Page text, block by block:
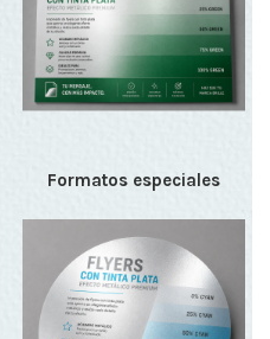
Formatos especiales